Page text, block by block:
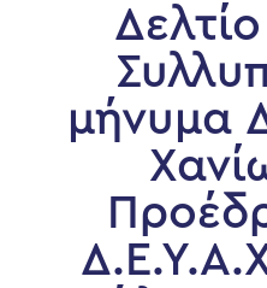
μήνυμα